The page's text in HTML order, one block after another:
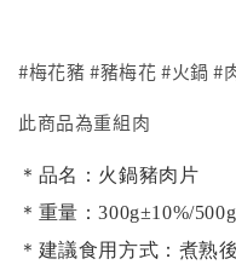
#梅花豬 #豬梅花 #火鍋 #
此商品為重組肉
＊品名：火鍋豬肉片
＊重量：300g±10%/
＊建議食用方式：煮熟